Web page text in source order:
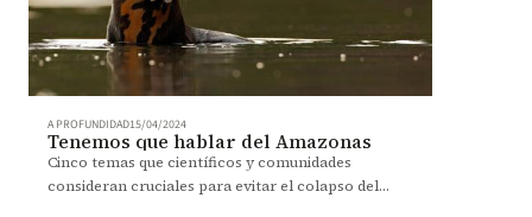
A PROFUNDIDAD15/04/2024
Tenemos que hablar del Amazonas
Cinco temas que científicos y comunidades
consideran cruciales para evitar el colapso del